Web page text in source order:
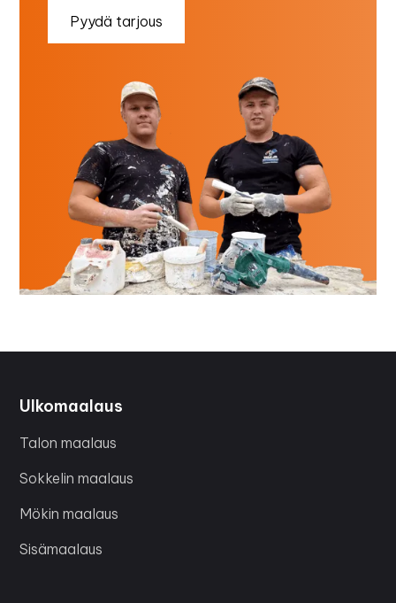
Pyydä tarjous
Ulkomaalaus
Talon maalaus
Sokkelin maalaus
Mökin maalaus
Sisämaalaus